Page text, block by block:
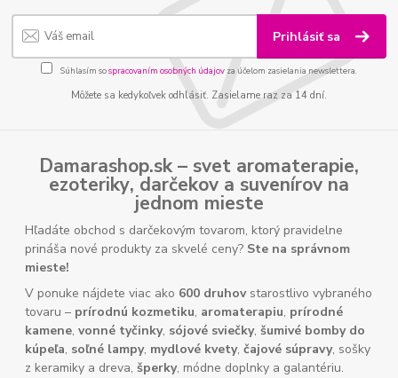
Prihlásiť sa
Súhlasím sospracovaním osobných údajov za účelom zasielania newslettera.
Môžete sa kedykoľvek odhlásiť. Zasielame raz za 14 dní.
Damarashop.sk – svet aromaterapie,
ezoteriky, darčekov a suvenírov na
jednom mieste
Hľadáte obchod s darčekovým tovarom, ktorý pravidelne
prináša nové produkty za skvelé ceny? Ste na správnom
mieste!
V ponuke nájdete viac ako 600 druhovstarostlivo vybraného
tovaru – prírodnú kozmetiku, aromaterapiu, prírodné
kamene,vonné tyčinky, sójové sviečky,šumivé bomby do
kúpeľa, soľné lampy, mydlové kvety,čajové súpravy, sošky
z keramiky a dreva,šperky, módne doplnky a galantériu.